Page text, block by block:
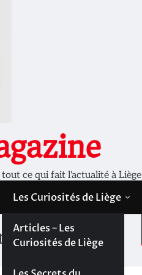
ce qui fait l'actualité à Liège
Les Curiosités de Liège
Les Curiosités de
Liège
Articles – Les
Curiosités de Liège